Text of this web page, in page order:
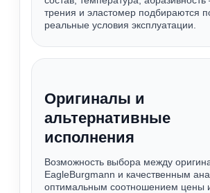
трения и эластомер подбираются
реальные условия эксплуатации.
Оригиналы и
альтернативные
исполнения
Возможность выбора между
EagleBurgmann и качественным
оптимальным соотношением цены